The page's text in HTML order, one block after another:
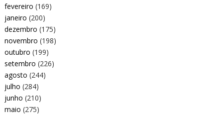
fevereiro (169)
janeiro (200)
dezembro (175)
novembro (198)
outubro (199)
setembro (226)
agosto (244)
julho (284)
junho (210)
maio (275)